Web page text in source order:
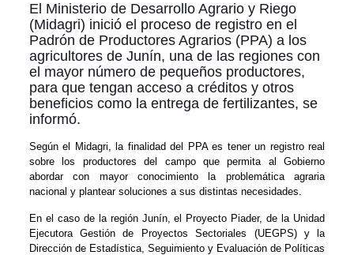
El Ministerio de Desarrollo Agrario y Riego
(Midagri) inició el proceso de registro en el
Padrón de Productores Agrarios (PPA) a los
agricultores de Junín, una de las regiones con
el mayor número de pequeños productores,
para que tengan acceso a créditos y otros
beneficios como la entrega de fertilizantes, se
informó.
Según el Midagri, la finalidad del PPA es tener un registro real
sobre los productores del campo que permita al Gobierno
abordar con mayor conocimiento la problemática agraria
nacional y plantear soluciones a sus distintas necesidades.
En el caso de la región Junín, el Proyecto Piader, de la Unidad
Ejecutora Gestión de Proyectos Sectoriales (UEGPS) y la
Dirección de Estadística, Seguimiento y Evaluación de Políticas